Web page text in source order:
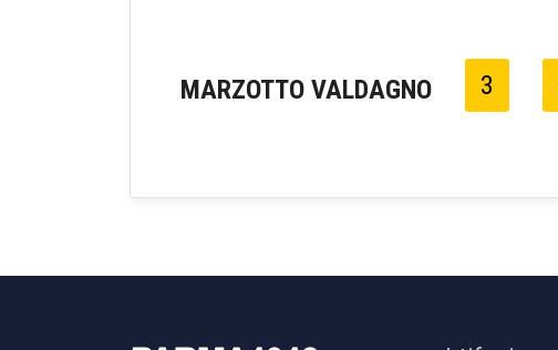
MARZOTTO VALDAGNO 3